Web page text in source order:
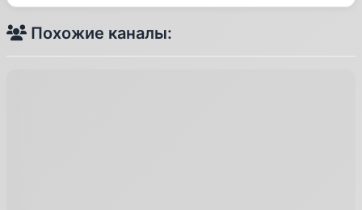
Похожие каналы: